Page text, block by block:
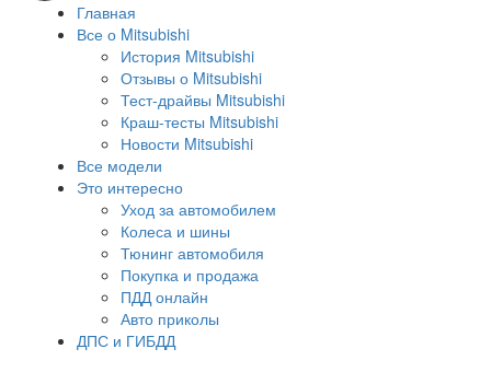
Главная
Все о Mitsubishi
История Mitsubishi
Отзывы о Mitsubishi
Тест-драйвы Mitsubishi
Краш-тесты Mitsubishi
Новости Mitsubishi
Все модели
Это интересно
Уход за автомобилем
Колеса и шины
Тюнинг автомобиля
Покупка и продажа
ПДД онлайн
Авто приколы
ДПС и ГИБДД